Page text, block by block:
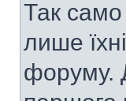
Так само
лише
форуму.